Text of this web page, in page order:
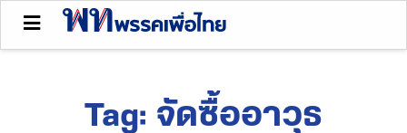
Tag: จัดซื้ออาวุธ